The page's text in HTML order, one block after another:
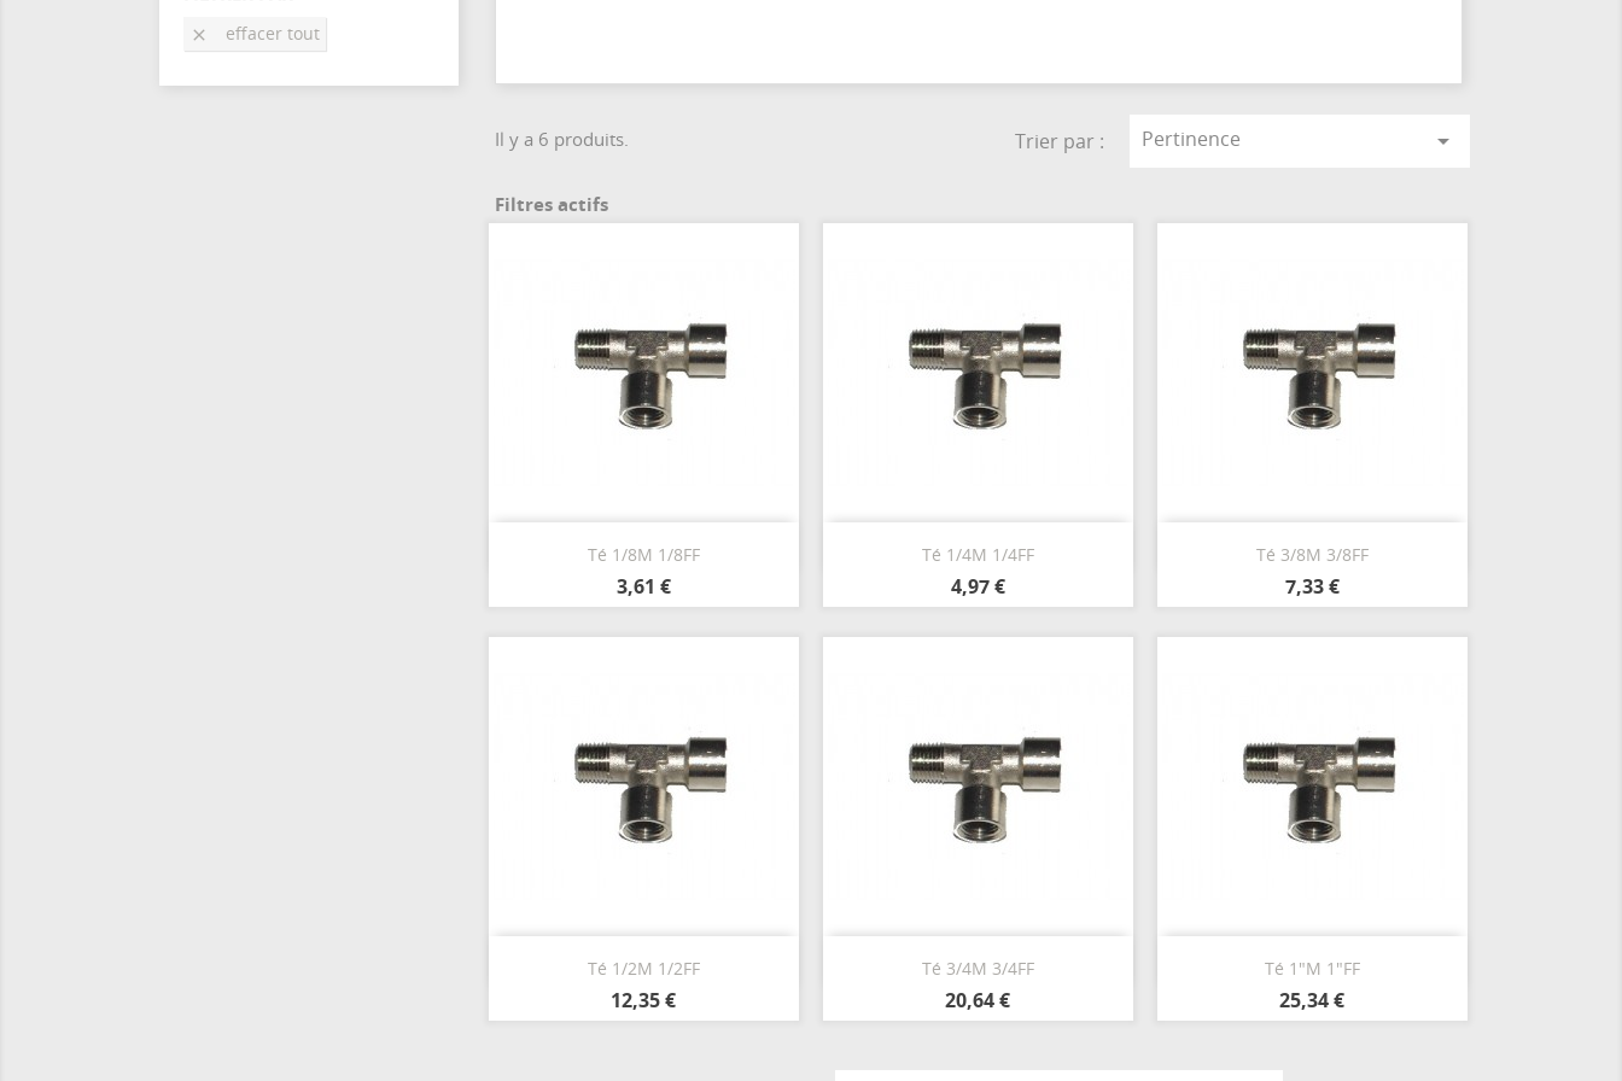
 effacer tout
Il y a 6 produits. Trier par : Pertinence 
Filtres actifs
Té 1/8M 1/8FF
3,61 €
 Té 1/4M 1/4FF
4,97 €
 Té 3/8M 3/8FF
7,33 €

Té 1/2M 1/2FF
12,35 €
 Té 3/4M 3/4FF
20,64 €
 Té 1"M 1"FF
25,34 €